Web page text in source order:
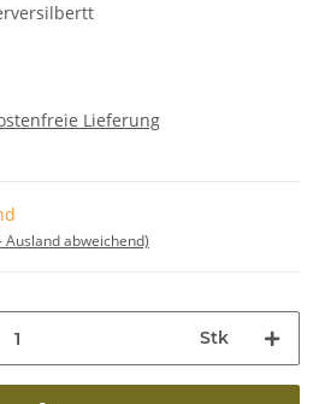
Lieferung
Ausland abweichend)
Stk